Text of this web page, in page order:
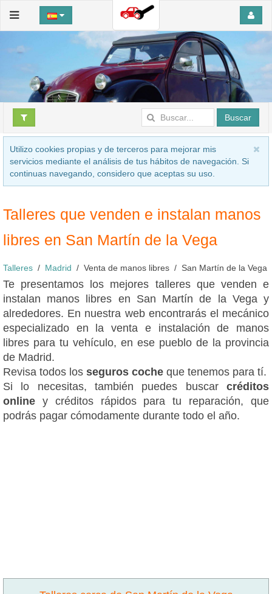
Buscar
Utilizo cookies propias y de terceros para mejorar mis
servicios mediante el análisis de tus hábitos de navegación. Si
continuas navegando, considero que aceptas su uso.
Talleres que venden e instalan manos
libres en San Martín de la Vega
Talleres Madrid Venta de manos libres San Martín de la Vega
Te presentamos los mejores talleres que venden e
instalan manos libres en San Martín de la Vega y
alrededores. En nuestra web encontrarás el mecánico
especializado en la venta e instalación de manos
libres para tu vehículo, en ese pueblo de la provincia
de Madrid.
Revisa todos los seguros coche que tenemos para tí.
Si lo necesitas, también puedes buscar créditos
online y créditos rápidos para tu reparación, que
podrás pagar cómodamente durante todo el año.